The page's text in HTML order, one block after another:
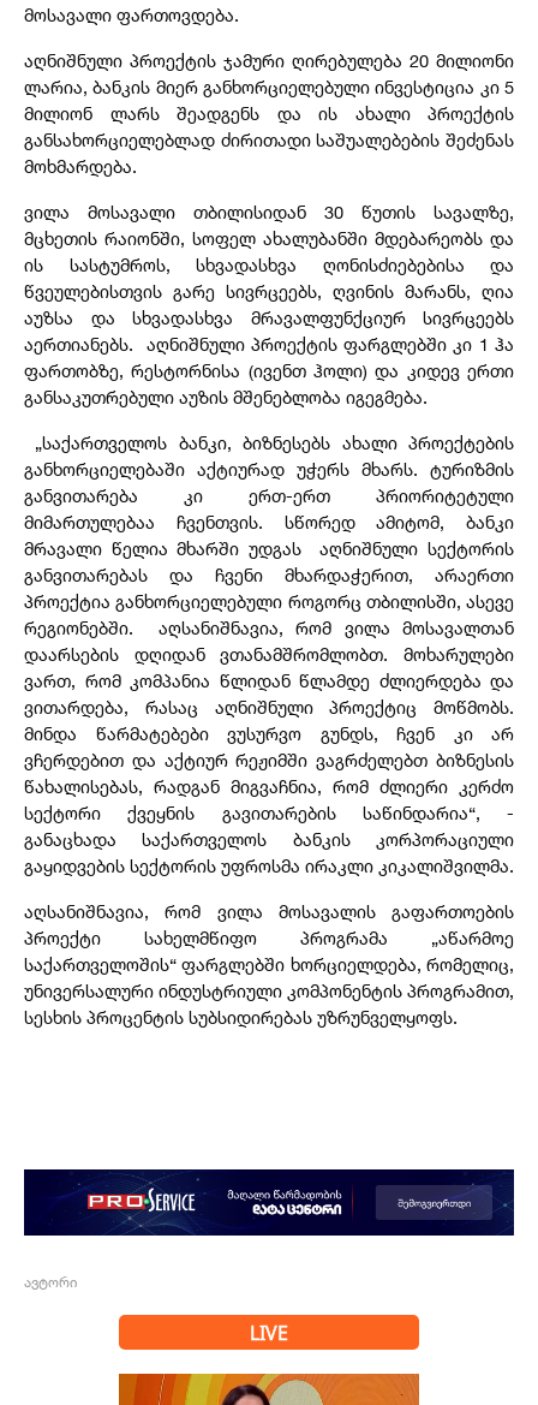
მოსავალი ფართოვდება.
აღნიშნული პროექტის ჯამური ღირებულება 20 მილიონი
ლარია, ბანკის მიერ განხორციელებული ინვესტიცია კი 5
მილიონ ლარს შეადგენს და ის ახალი პროექტის
განსახორციელებლად ძირითადი საშუალებების შეძენას
მოხმარდება.
ვილა მოსავალი თბილისიდან 30 წუთის სავალზე,
მცხეთის რაიონში, სოფელ ახალუბანში მდებარეობს და
ის სასტუმროს, სხვადასხვა ღონისძიებებისა და
წვეულებისთვის გარე სივრცეებს, ღვინის მარანს, ღია
აუზსა და სხვადასხვა მრავალფუნქციურ სივრცეებს
აერთიანებს. აღნიშნული პროექტის ფარგლებში კი 1 ჰა
ფართობზე, რესტორნისა (ივენთ ჰოლი) და კიდევ ერთი
განსაკუთრებული აუზის მშენებლობა იგეგმება.
„საქართველოს ბანკი, ბიზნესებს ახალი პროექტების
განხორციელებაში აქტიურად უჭერს მხარს. ტურიზმის
განვითარება კი ერთ-ერთ პრიორიტეტული
მიმართულებაა ჩვენთვის. სწორედ ამიტომ, ბანკი
მრავალი წელია მხარში უდგას აღნიშნული სექტორის
განვითარებას და ჩვენი მხარდაჭერით, არაერთი
პროექტია განხორციელებული როგორც თბილისში, ასევე
რეგიონებში. აღსანიშნავია, რომ ვილა მოსავალთან
დაარსების დღიდან ვთანამშრომლობთ. მოხარულები
ვართ, რომ კომპანია წლიდან წლამდე ძლიერდება და
ვითარდება, რასაც აღნიშნული პროექტიც მოწმობს.
მინდა წარმატებები ვუსურვო გუნდს, ჩვენ კი არ
ვჩერდებით და აქტიურ რეჟიმში ვაგრძელებთ ბიზნესის
წახალისებას, რადგან მიგვაჩნია, რომ ძლიერი კერძო
სექტორი ქვეყნის გავითარების საწინდარია“, -
განაცხადა საქართველოს ბანკის კორპორაციული
გაყიდვების სექტორის უფროსმა ირაკლი კიკალიშვილმა.
აღსანიშნავია, რომ ვილა მოსავალის გაფართოების
პროექტი სახელმწიფო პროგრამა „აწარმოე
საქართველოშის“ ფარგლებში ხორციელდება, რომელიც,
უნივერსალური ინდუსტრიული კომპონენტის პროგრამით,
სესხის პროცენტის სუბსიდირებას უზრუნველყოფს.
ავტორი
LIVE